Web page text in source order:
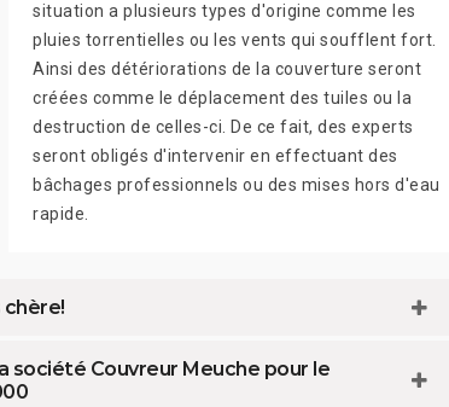
situation a plusieurs types d'origine comme les
pluies torrentielles ou les vents qui soufflent fort.
Ainsi des détériorations de la couverture seront
créées comme le déplacement des tuiles ou la
destruction de celles-ci. De ce fait, des experts
seront obligés d'intervenir en effectuant des
bâchages professionnels ou des mises hors d'eau
rapide.
société Couvreur Meuche pour le